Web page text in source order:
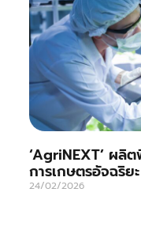
‘AgriNEXT’ ผลิ
การเกษตรอัจฉริยะ
24/02/2026